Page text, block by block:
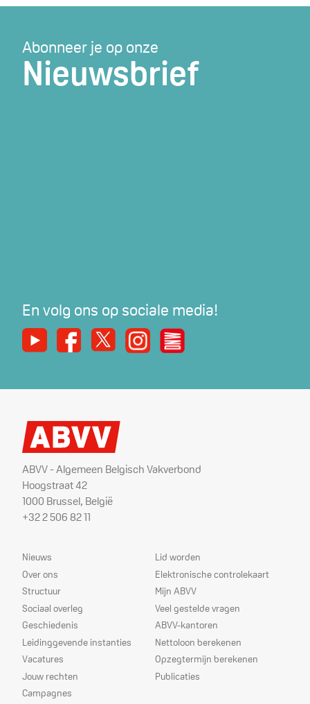
Abonneer je op onze
Nieuwsbrief
En volg ons op sociale media!
Youtube Facebook
X InstagramDe Nieuwe Werker
ABVV - Algemeen Belgisch Vakverbond
Hoogstraat 42
1000 Brussel, België
+32 2 506 82 11
Sitemap
Nieuws
Over ons
Structuur
Sociaal overleg
Geschiedenis
Leidinggevende instanties
Vacatures
Jouw rechten
Campagnes
Dienstverlening
Lid worden
Elektronische controlekaart
Mijn ABVV
Veel gestelde vragen
ABVV-kantoren
Nettoloon berekenen
Opzegtermijn berekenen
Publicaties